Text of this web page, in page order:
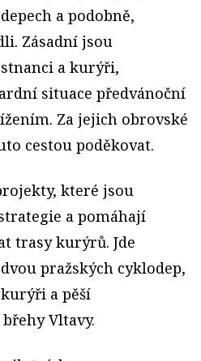
a podobně,
Zásadní jsou
a kurýři,
situace předvánoční
Za jejich obrovské
cestou poděkovat.
které jsou
a pomáhají
trasy kurýrů. Jde
pražských cyklodep,
a pěší
Vltavy.